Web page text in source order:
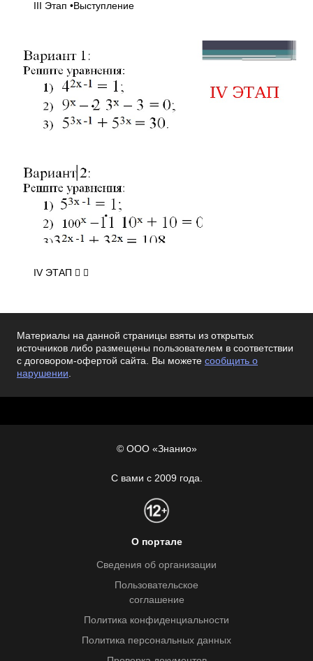
III Этап •Выступление
IV ЭТАП  
Материалы на данной страницы взяты из открытых
источников либо размещены пользователем в соответствии
с договором-офертой сайта. Вы можете сообщить о
нарушении.
© ООО «Знанио»
С вами с 2009 года.
О портале
Сведения об организации
Пользовательское
соглашение
Политика конфиденциальности
Политика персональных данных